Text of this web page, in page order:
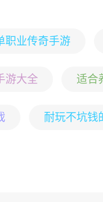
职业传奇手游
游大全 适合
耐玩不坑钱